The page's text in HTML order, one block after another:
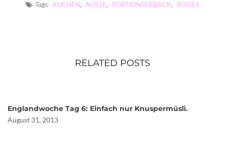
Tags: KUCHEN, NÜSSE, PORTIONSGEBÄCK, SÜSSES
RELATED POSTS
Englandwoche Tag 6: Einfach nur Knuspermüsli.
August 31, 2013